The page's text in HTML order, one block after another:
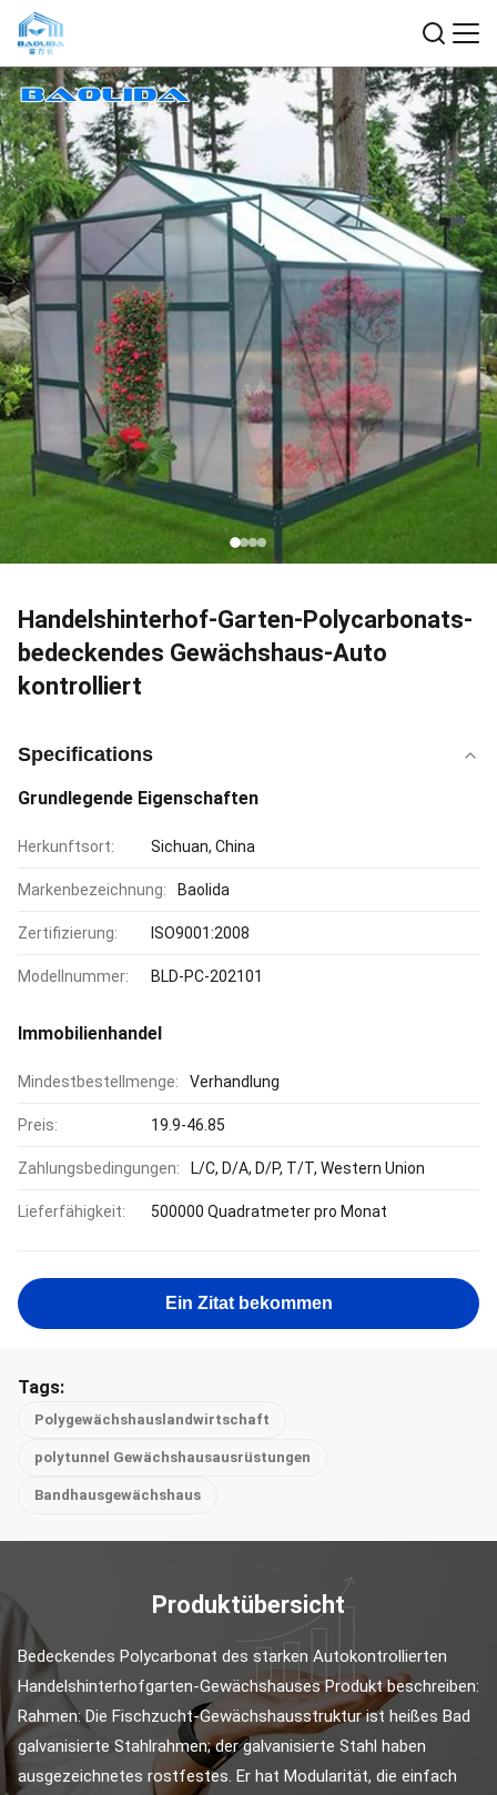
Handelshinterhof-Garten-Polycarbonats-
bedeckendes Gewächshaus-Auto
kontrolliert
Specifications
Grundlegende Eigenschaften
Herkunftsort: Sichuan, China
Markenbezeichnung: Baolida
Zertifizierung: ISO9001:2008
Modellnummer: BLD-PC-202101
Immobilienhandel
Mindestbestellmenge: Verhandlung
Preis: 19.9-46.85
Zahlungsbedingungen: L/C, D/A, D/P, T/T, Western Union
Lieferfähigkeit: 500000 Quadratmeter pro Monat
Ein Zitat bekommen
Tags:
Polygewächshauslandwirtschaft
polytunnel Gewächshausausrüstungen
Bandhausgewächshaus
Produktübersicht
Bedeckendes Polycarbonat des starken Autokontrollierten
Handelshinterhofgarten-Gewächshauses Produkt beschreiben:
Rahmen: Die Fischzucht-Gewächshausstruktur ist heißes Bad
galvanisierte Stahlrahmen; der galvanisierte Stahl haben
ausgezeichnetes rostfestes. Er hat Modularität, die einfach